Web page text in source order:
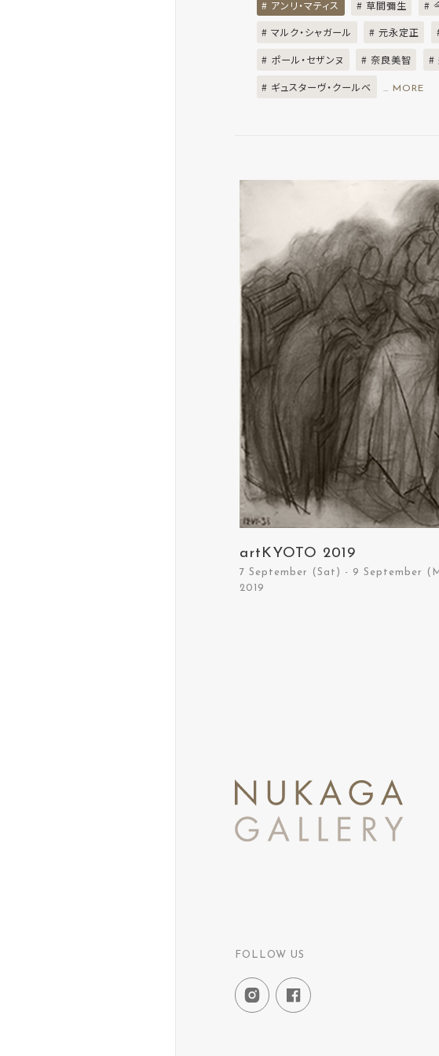
# アンリ・マティス # 草間彌生 #
# マルク・シャガール # 元永定正
# ポール・セザンヌ # 奈良美智 #
# ギュスターヴ・クールベ … MORE
artKYOTO 2019
7 September (Sat) - 9 September
2019
FOLLOW US